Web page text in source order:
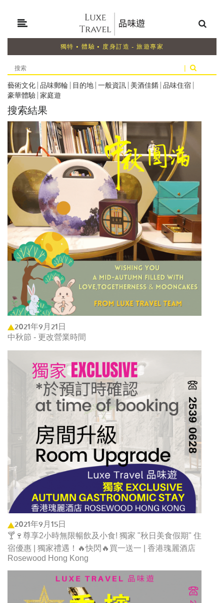
獨特 • 體驗 • 度身訂造 - 旅遊專家
|
藝術文化 | 品味郵輪 | 目的地 | 一般資訊 | 美酒佳餚 | 品味住宿 |
豪華體驗 | 家庭遊
搜索結果
2021年9月21日
中秋節 - 更改營業時間
2021年9月15日
🍸🍷尊享2小時無限暢飲及小食! 獨家 "秋日美食假期" 住
宿優惠 | 獨家禮遇！🔥快閃🔥買一送一 | 香港瑰麗酒店
Rosewood Hong Kong